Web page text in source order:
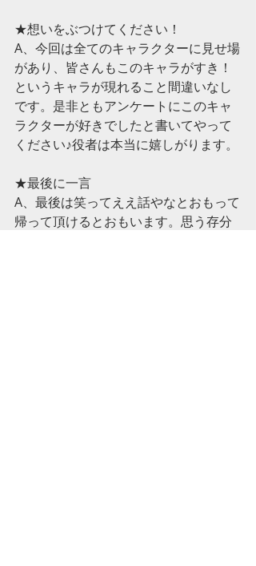
★想いをぶつけてください！
A、今回は全てのキャラクターに見せ場
があり、皆さんもこのキャラがすき！
というキャラが現れること間違いなし
です。是非ともアンケートにこのキャ
ラクターが好きでしたと書いてやって
ください♪役者は本当に嬉しがります。
★最後に一言
A、最後は笑ってええ話やなとおもって
帰って頂けるとおもいます。思う存分